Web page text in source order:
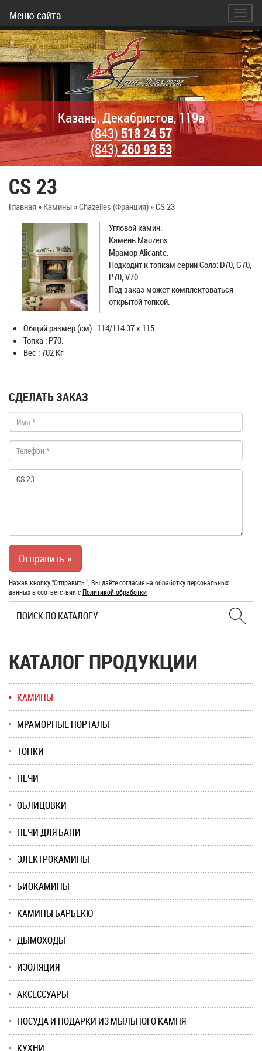
Меню сайта
Казань, Декабристов, 119а
(843)518 24 57
(843)260 93 53
CS 23
Главная» Камины»Chazelles (Франция)»CS 23
Угловой камин.
Камень Mauzens.
Мрамор Alicante.
Подходит к топкам серии Соло: D70, G70,
P70, V70.
Под заказ может комплектоваться
открытой топкой.
Общий размер (см) : 114/114 37 x 115
Топка : P70.
Вес : 702 Кг
СДЕЛАТЬ ЗАКАЗ
Нажав кнопку "Отправить ", Вы даёте согласие на обработку персональных
данных в соответствии сПолитикой обработки
КАТАЛОГ ПРОДУКЦИИ
КАМИНЫ
МРАМОРНЫЕ ПОРТАЛЫ
ТОПКИ
ПЕЧИ
ОБЛИЦОВКИ
ПЕЧИ ДЛЯ БАНИ
ЭЛЕКТРОКАМИНЫ
БИОКАМИНЫ
КАМИНЫ БАРБЕКЮ
ДЫМОХОДЫ
ИЗОЛЯЦИЯ
АКСЕССУАРЫ
ПОСУДА И ПОДАРКИ ИЗ МЫЛЬНОГО КАМНЯ
КУХНИ